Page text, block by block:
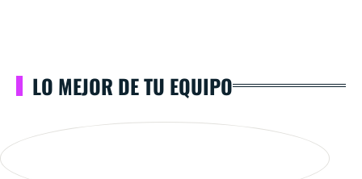
LO MEJOR DE TU EQUIPO